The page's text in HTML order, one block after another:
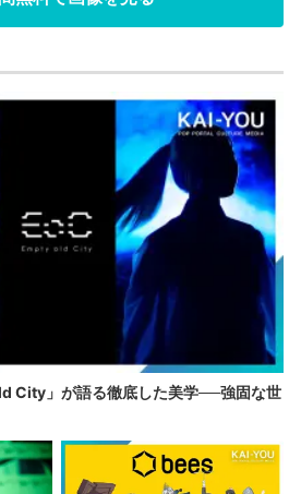
City」が語る徹底した美学──強固な世